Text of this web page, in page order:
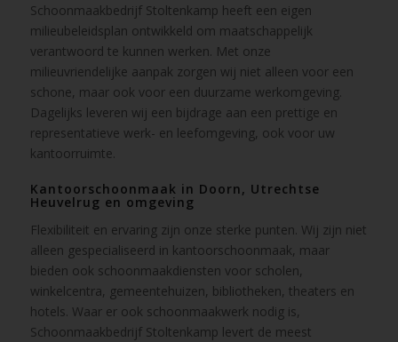
Schoonmaakbedrijf Stoltenkamp heeft een eigen
milieubeleidsplan ontwikkeld om maatschappelijk
verantwoord te kunnen werken. Met onze
milieuvriendelijke aanpak zorgen wij niet alleen voor een
schone, maar ook voor een duurzame werkomgeving.
Dagelijks leveren wij een bijdrage aan een prettige en
representatieve werk- en leefomgeving, ook voor uw
kantoorruimte.
Kantoorschoonmaak in Doorn, Utrechtse
Heuvelrug en omgeving
Flexibiliteit en ervaring zijn onze sterke punten. Wij zijn niet
alleen gespecialiseerd in kantoorschoonmaak, maar
bieden ook schoonmaakdiensten voor scholen,
winkelcentra, gemeentehuizen, bibliotheken, theaters en
hotels. Waar er ook schoonmaakwerk nodig is,
Schoonmaakbedrijf Stoltenkamp levert de meest